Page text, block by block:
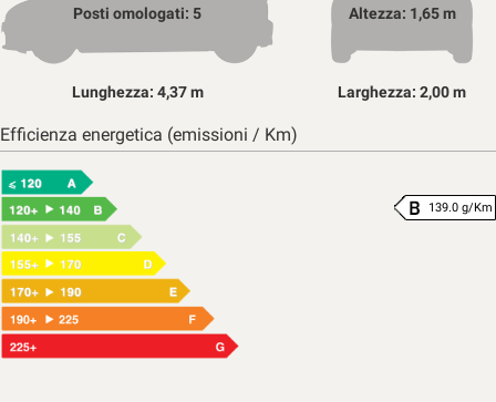
Posti omologati: 5
Lunghezza: 4,37 m
Altezza: 1,65 m
Larghezza: 2,00 m
Efficienza energetica (emissioni / Km)
139.0 g/Km